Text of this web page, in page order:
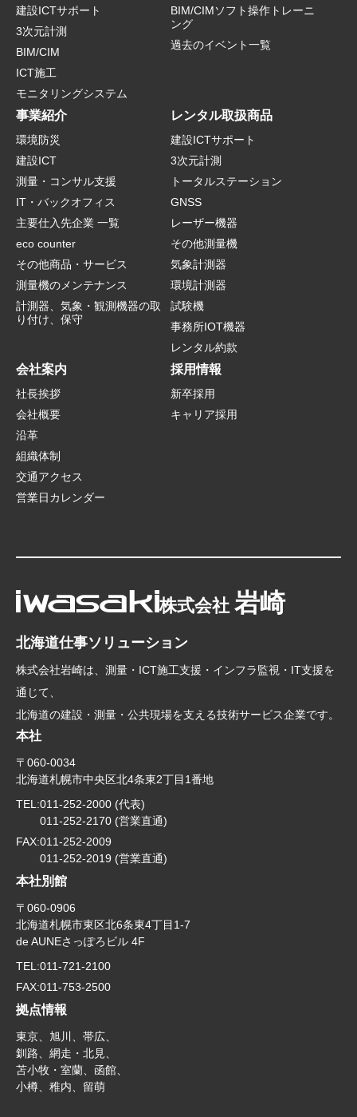
建設ICTサポート
3次元計測
BIM/CIM
ICT施工
モニタリングシステム
BIM/CIMソフト操作トレーニ
ング
過去のイベント一覧
事業紹介
環境防災
建設ICT
測量・コンサル支援
IT・バックオフィス
主要仕入先企業 一覧
eco counter
その他商品・サービス
測量機のメンテナンス
計測器、気象・観測機器の取
り付け、保守
レンタル取扱商品
建設ICTサポート
3次元計測
トータルステーション
GNSS
レーザー機器
その他測量機
気象計測器
環境計測器
試験機
事務所IOT機器
レンタル約款
会社案内
社長挨拶
会社概要
沿革
組織体制
交通アクセス
営業日カレンダー
採用情報
新卒採用
キャリア採用
株式会社 岩崎
北海道仕事ソリューション
株式会社岩崎は、測量・ICT施工支援・インフラ監視・IT支援を
通じて、
北海道の建設・測量・公共現場を支える技術サービス企業です。
本社
〒060-0034
北海道札幌市中央区北4条東2丁目1番地
TEL:011-252-2000 (代表)
011-252-2170 (営業直通)
FAX:011-252-2009
011-252-2019 (営業直通)
本社別館
〒060-0906
北海道札幌市東区北6条東4丁目1-7
de AUNEさっぽろビル 4F
TEL:011-721-2100
FAX:011-753-2500
拠点情報
東京、旭川、帯広、
釧路、網走・北見、
苫小牧・室蘭、函館、
小樽、稚内、留萌